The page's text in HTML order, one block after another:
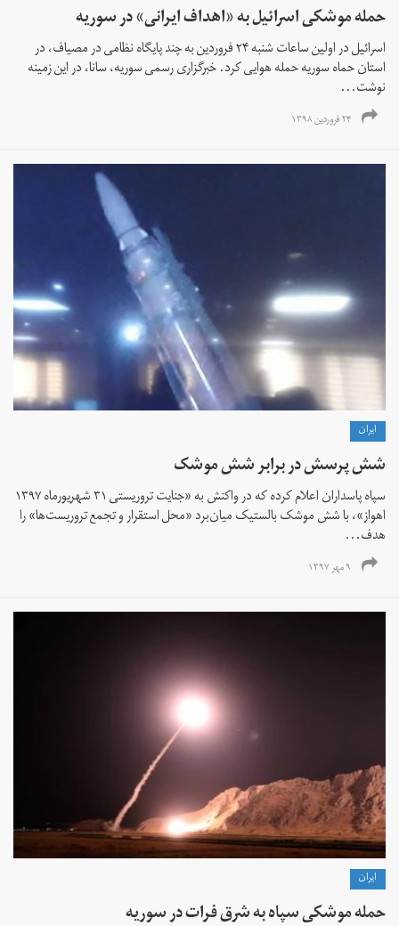
حمله موشکی اسرائیل به «‌اهداف ایرانی» در سوریه
اسرائیل در اولین ساعات شنبه ۲۴ فروردین به چند پایگاه نظامی در مصیاف، در
استان حماه سوریه حمله هوایی کرد. خبرگزاری رسمی سوریه، سانا، در این زمینه
نوشت...
۲۴ فروردین ۱۳۹۸
ايران
شش پرسش در برابر شش موشک
سپاه پاسداران اعلام کرده که در واکنش به «جنایت تروریستی ۳۱ شهریورماه ۱۳۹۷
اهواز»، با شش موشک بالستیک میان‌برد «محل استقرار و تجمع تروریست‌ها» را
هدف...
۹ مهر ۱۳۹۷
ايران
حمله موشکی سپاه به شرق فرات در سوریه